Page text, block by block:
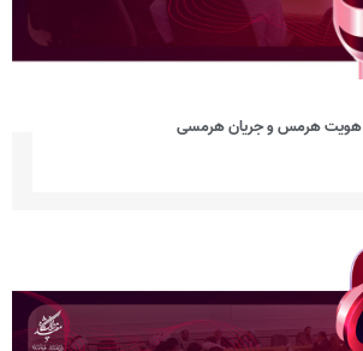
هویت هرمس و جریان هرمسی